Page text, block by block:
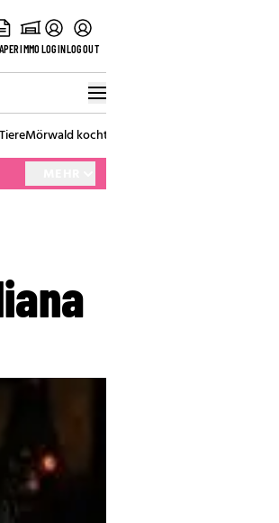
IMMOLOGINLOGOUT
Mörwald kocht